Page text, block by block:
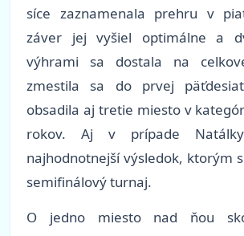
síce zaznamenala prehru v
záver jej vyšiel optimálne a
výhrami sa dostala na
zmestila sa do prvej
obsadila aj tretie miesto v
rokov. Aj v prípade
najhodnotnejší výsledok, ktorým
semifinálový turnaj.
O jedno miesto nad ňou